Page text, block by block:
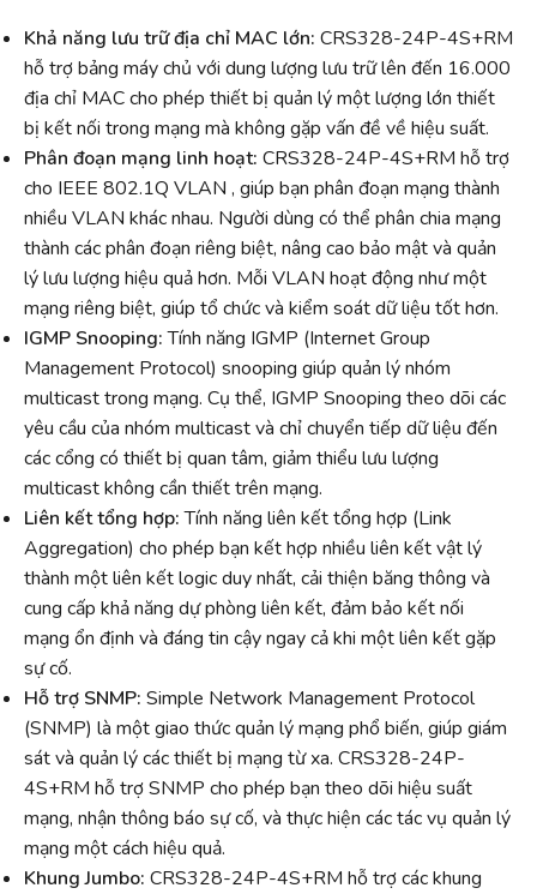
Khả năng lưu trữ địa chỉ MAC lớn: CRS328-24P-4S+RM
hỗ trợ bảng máy chủ với dung lượng lưu trữ lên đến 16.000
địa chỉ MAC cho phép thiết bị quản lý một lượng lớn thiết
bị kết nối trong mạng mà không gặp vấn đề về hiệu suất.
Phân đoạn mạng linh hoạt: CRS328-24P-4S+RM hỗ trợ
cho IEEE 802.1Q VLAN , giúp bạn phân đoạn mạng thành
nhiều VLAN khác nhau. Người dùng có thể phân chia mạng
thành các phân đoạn riêng biệt, nâng cao bảo mật và quản
lý lưu lượng hiệu quả hơn. Mỗi VLAN hoạt động như một
mạng riêng biệt, giúp tổ chức và kiểm soát dữ liệu tốt hơn.
IGMP Snooping:Tính năng IGMP (Internet Group
Management Protocol) snooping giúp quản lý nhóm
multicast trong mạng. Cụ thể, IGMP Snooping theo dõi các
yêu cầu của nhóm multicast và chỉ chuyển tiếp dữ liệu đến
các cổng có thiết bị quan tâm, giảm thiểu lưu lượng
multicast không cần thiết trên mạng.
Liên kết tổng hợp:Tính năng liên kết tổng hợp (Link
Aggregation) cho phép bạn kết hợp nhiều liên kết vật lý
thành một liên kết logic duy nhất, cải thiện băng thông và
cung cấp khả năng dự phòng liên kết, đảm bảo kết nối
mạng ổn định và đáng tin cậy ngay cả khi một liên kết gặp
sự cố.
Hỗ trợ SNMP: Simple Network Management Protocol
(SNMP) là một giao thức quản lý mạng phổ biến, giúp giám
sát và quản lý các thiết bị mạng từ xa. CRS328-24P-
4S+RM hỗ trợ SNMP cho phép bạn theo dõi hiệu suất
mạng, nhận thông báo sự cố, và thực hiện các tác vụ quản lý
mạng một cách hiệu quả.
Khung Jumbo: CRS328-24P-4S+RM hỗ trợ các khung